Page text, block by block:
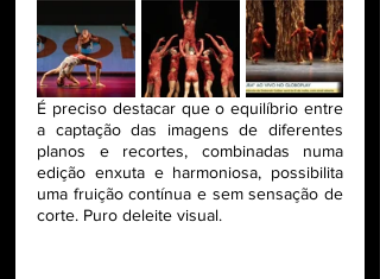
É preciso destacar que o equilíbrio entre
a captação das imagens de diferentes
planos e recortes, combinadas numa
edição enxuta e harmoniosa, possibilita
uma fruição contínua e sem sensação de
corte. Puro deleite visual.